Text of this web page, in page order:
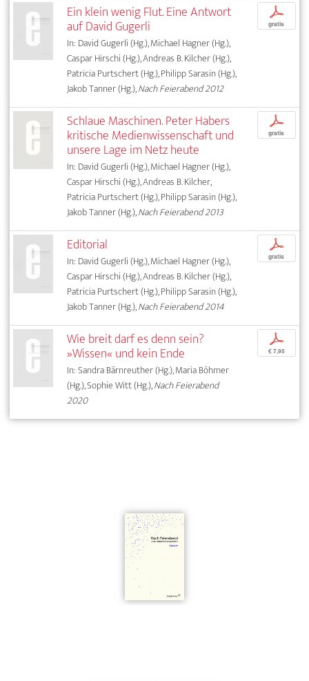
Ein klein wenig Flut. Eine Antwort
auf David Gugerli
In: David Gugerli (Hg.), Michael Hagner (Hg.),
Caspar Hirschi (Hg.), Andreas B. Kilcher (Hg.),
Patricia Purtschert (Hg.), Philipp Sarasin (Hg.),
Jakob Tanner (Hg.),Nach Feierabend 2012
p
gratis
Schlaue Maschinen. Peter Habers
kritische Medienwissenschaft und
unsere Lage im Netz heute
In: David Gugerli (Hg.), Michael Hagner (Hg.),
Caspar Hirschi (Hg.), Andreas B. Kilcher,
Patricia Purtschert (Hg.), Philipp Sarasin (Hg.),
Jakob Tanner (Hg.),Nach Feierabend 2013
p
gratis
Editorial
In: David Gugerli (Hg.), Michael Hagner (Hg.),
Caspar Hirschi (Hg.), Andreas B. Kilcher (Hg.),
Patricia Purtschert (Hg.), Philipp Sarasin (Hg.),
Jakob Tanner (Hg.),Nach Feierabend 2014
p
gratis
Wie breit darf es denn sein?
»Wissen« und kein Ende
In: Sandra Bärnreuther (Hg.), Maria Böhmer
(Hg.), Sophie Witt (Hg.),Nach Feierabend
2020
p
€ 7,95